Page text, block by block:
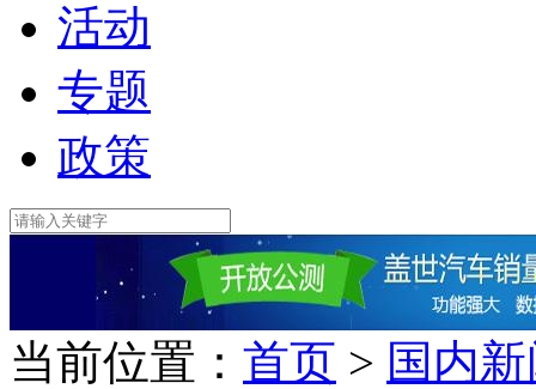
活动
专题
政策
当前位置： 首页 > 国内